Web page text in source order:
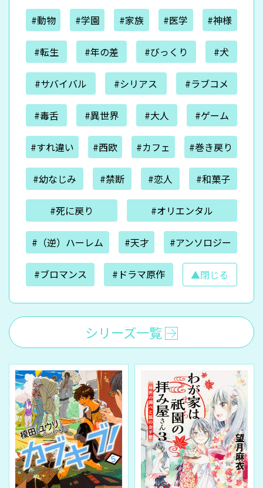
#動物 #学園 #家族 #医学 #神様
#転生 #年の差 #びっくり #犬
#サバイバル #シリアス #ラブコメ
#毒舌 #異世界 #大人 #ゲーム
#すれ違い #西欧 #カフェ #巻き戻り
#幼なじみ #禁断 #恋人 #和菓子
#死に戻り #オリエンタル
#（逆）ハーレム #天才 #アンソロジー
#ブロマンス #ドラマ原作 ▲閉じる
シリーズ一覧